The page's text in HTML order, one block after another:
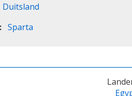
Duitsland
Sparta